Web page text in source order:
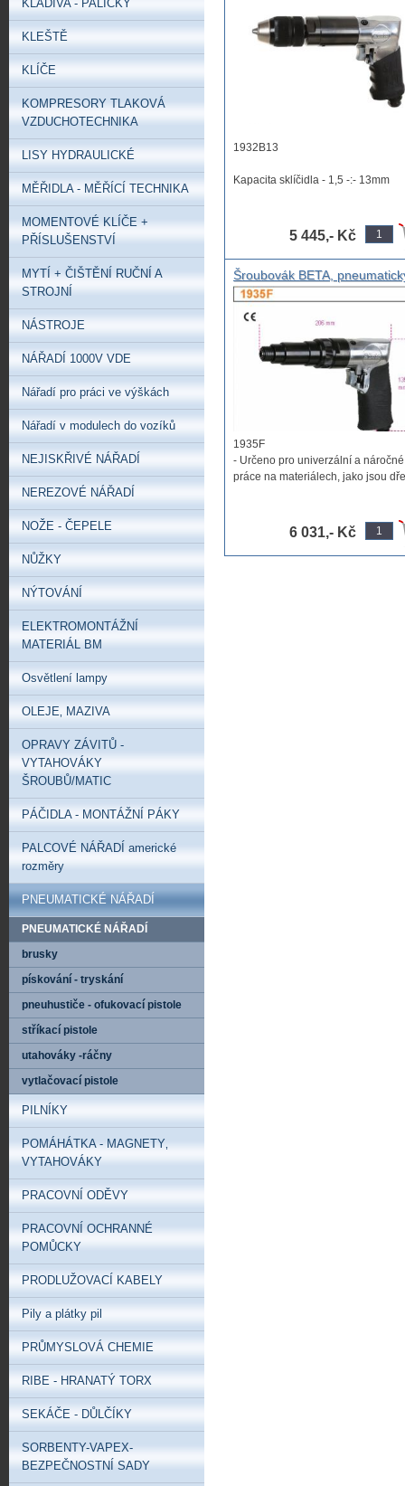
oboustranná
1932B13
Kapacita sklíčidla - 1,5 -:- 13mm
5 445,- Kč
Šroubovák BETA,
reverzační, šroubovák
1935F
- Určeno pro univerzální a náročné
práce na materiálech, jako jsou
6 031,- Kč
KLADIVA - PALIČKY
KLEŠTĚ
KLÍČE
KOMPRESORY TLAKOVÁ
VZDUCHOTECHNIKA
LISY HYDRAULICKÉ
MĚŘIDLA - MĚŘÍCÍ TECHNIKA
MOMENTOVÉ KLÍČE +
PŘÍSLUŠENSTVÍ
MYTÍ + ČIŠTĚNÍ RUČNÍ A
STROJNÍ
NÁSTROJE
NÁŘADÍ 1000V VDE
Nářadí pro práci ve výškách
Nářadí v modulech do vozíků
NEJISKŘIVÉ NÁŘADÍ
NEREZOVÉ NÁŘADÍ
NOŽE - ČEPELE
NŮŽKY
NÝTOVÁNÍ
ELEKTROMONTÁŽNÍ
MATERIÁL BM
Osvětlení lampy
OLEJE‚ MAZIVA
OPRAVY ZÁVITŮ -
VYTAHOVÁKY
ŠROUBŮ/MATIC
PÁČIDLA - MONTÁŽNÍ PÁKY
PALCOVÉ NÁŘADÍ americké
rozměry
PNEUMATICKÉ NÁŘADÍ
PNEUMATICKÉ NÁŘADÍ
brusky
pískování - tryskání
pneuhustiče - ofukovací pistole
stříkací pistole
utahováky -ráčny
vytlačovací pistole
PILNÍKY
POMÁHÁTKA - MAGNETY‚
VYTAHOVÁKY
PRACOVNÍ ODĚVY
PRACOVNÍ OCHRANNÉ
POMŮCKY
PRODLUŽOVACÍ KABELY
Pily a plátky pil
PRŮMYSLOVÁ CHEMIE
RIBE - HRANATÝ TORX
SEKÁČE - DŮLČÍKY
SORBENTY-VAPEX-
BEZPEČNOSTNÍ SADY